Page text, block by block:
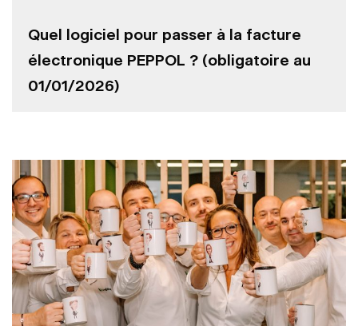
Quel logiciel pour passer à la facture
électronique PEPPOL ? (obligatoire au
01/01/2026)